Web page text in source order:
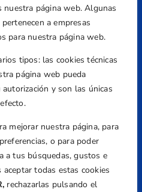
nuestra página web. Algunas
a empresas
para nuestra página web.
tipos: las cookies técnicas
página web pueda
y son las únicas
mejorar nuestra página, para
o para poder
a tus búsquedas, gustos e
todas estas cookies
rechazarlas pulsando el
Carrer d'Isaac Peral i
2 y 3, 46980,
367 799
Legal
Privacidad